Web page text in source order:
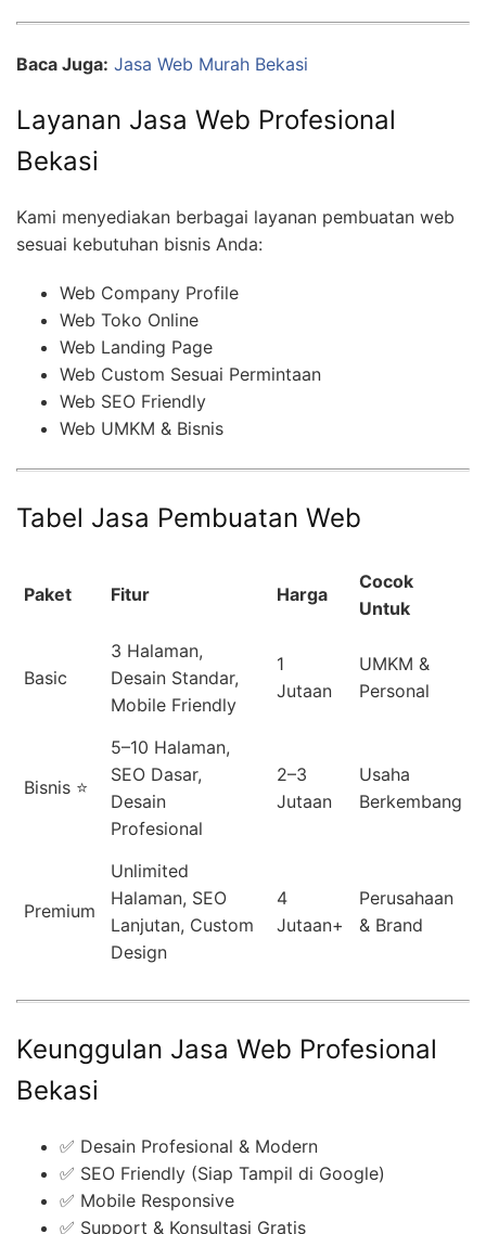
Baca Juga: Jasa Web Murah Bekasi
Layanan Jasa Web Profesional
Bekasi
Kami menyediakan berbagai layanan pembuatan web
sesuai kebutuhan bisnis Anda:
Web Company Profile
Web Toko Online
Web Landing Page
Web Custom Sesuai Permintaan
Web SEO Friendly
Web UMKM & Bisnis
Tabel Jasa Pembuatan Web
Paket Fitur Harga
Cocok
Untuk
Basic
3 Halaman,
Desain Standar,
Mobile Friendly
1
Jutaan
UMKM &
Personal
Bisnis ⭐
5–10 Halaman,
SEO Dasar,
Desain
Profesional
2–3
Jutaan
Usaha
Berkembang
Premium
Unlimited
Halaman, SEO
Lanjutan, Custom
Design
4
Jutaan+
Perusahaan
& Brand
Keunggulan Jasa Web Profesional
Bekasi
✅ Desain Profesional & Modern
✅ SEO Friendly (Siap Tampil di Google)
✅ Mobile Responsive
✅ Support & Konsultasi Gratis